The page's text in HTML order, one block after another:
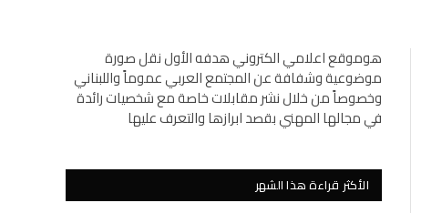
هوموقع اعلامي الكتروني هدفه الأول نقل صورة
موضوعية وشفافة عن المجتمع العربي عموماً واللبناني
وخصوصاً من خلال نشر مقابلات خاصة مع شخصيات رائدة
في مجالها المهني بقصد ابرازها والتعرف عليها
الأكثر قراءة هذا الشهر